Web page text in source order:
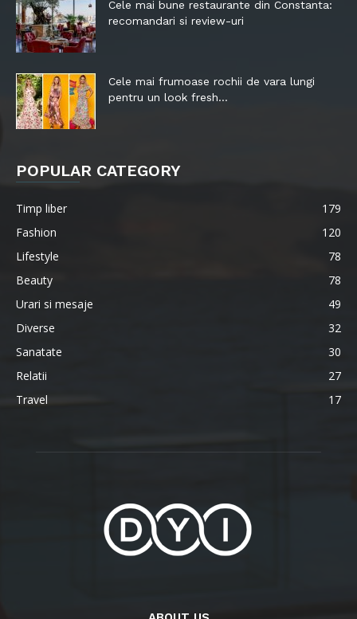
Cele mai bune restaurante din Constanta:
recomandari si review-uri
Cele mai frumoase rochii de vara lungi
pentru un look fresh...
POPULAR CATEGORY
Timp liber
179
Fashion
120
Lifestyle
78
Beauty
78
Urari si mesaje
49
Diverse
32
Sanatate
30
Relatii
27
Travel
17